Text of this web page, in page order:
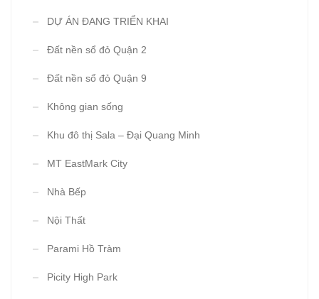
DỰ ÁN ĐANG TRIỂN KHAI
Đất nền sổ đỏ Quận 2
Đất nền sổ đỏ Quận 9
Không gian sống
Khu đô thị Sala – Đại Quang Minh
MT EastMark City
Nhà Bếp
Nội Thất
Parami Hồ Tràm
Picity High Park